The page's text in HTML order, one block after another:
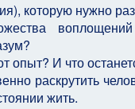
которую нужно
опыт? И что
раскрутить
жить.